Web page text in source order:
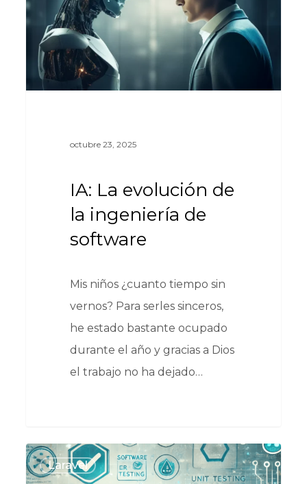
octubre 23, 2025
IA: La evolución de
la ingeniería de
software
Mis niños ¿cuanto tiempo sin
vernos? Para serles sinceros,
he estado bastante ocupado
durante el año y gracias a Dios
el trabajo no ha dejado…
Laravel 0